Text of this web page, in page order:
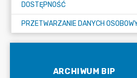
DOSTĘPNOŚĆ
PRZETWARZANIE DANYCH
ARCHIWUM BIP